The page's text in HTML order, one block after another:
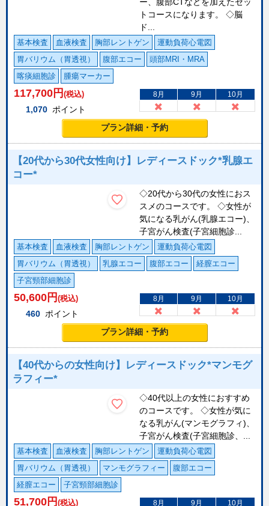
ー、腹部CTなどを加えたセッ
トコースになります。 ◇脳
ド...
基本検査 血液検査 胸部レントゲン
運動負荷心電図
胃バリウム（胃透視）
腹部エコー
頭部MRI・MRA
喀痰細胞診
腫瘍マーカー
117,700 円 (税込)
1,070 ポイント
8月 9月 10月
プラン詳細・予約
【20代から30代女性向け】レディースドック*乳腺エ
コー*
◇20代から30代の女性におス
スメのコースです。 ◇女性が
気になる乳がん(乳腺エコー)、
子宮がん検査(子宮細胞診...
基本検査 血液検査 胸部レントゲン
運動負荷心電図
胃バリウム（胃透視）
乳腺エコー 腹部エコー
経膣エコー
子宮頸部細胞診
50,600 円 (税込)
460 ポイント
8月 9月 10月
プラン詳細・予約
【40代からの女性向け】レディースドック*マンモグ
ラフィー*
◇40代以上の女性におすすめ
のコースです。 ◇女性が気に
なる乳がん(マンモグラフィ)、
子宮がん検査(子宮細胞診、...
基本検査 血液検査 胸部レントゲン
運動負荷心電図
胃バリウム（胃透視）
マンモグラフィー
腹部エコー
経膣エコー
子宮頸部細胞診
51,700 円 (税込) 8月 9月 10月